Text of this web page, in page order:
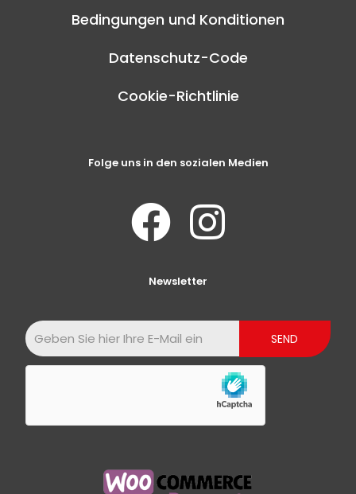
Bedingungen und Konditionen
Datenschutz-Code
Cookie-Richtlinie
Folge uns in den sozialen Medien
Newsletter